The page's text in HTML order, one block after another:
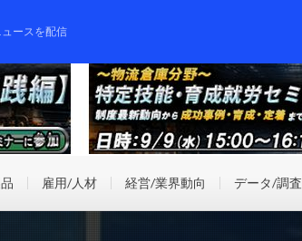
ースを配信
雇用/人材 経営/業界動向 データ/調査